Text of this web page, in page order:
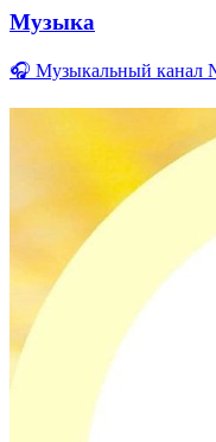
Музыка
🎧 Музыкальный канал